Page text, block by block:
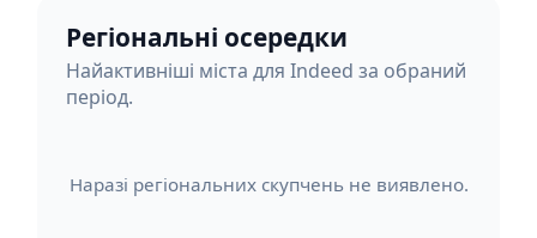
Регіональні осередки
Найактивніші міста для Indeed за обраний
період.
Наразі регіональних скупчень не виявлено.